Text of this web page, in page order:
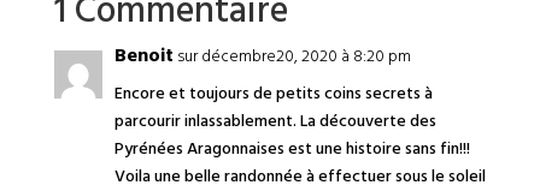
1 Commentaire
Benoit sur décembre20, 2020 à 8:20 pm
Encore et toujours de petits coins secrets à
parcourir inlassablement. La découverte des
Pyrénées Aragonnaises est une histoire sans fin!!!
Voila une belle randonnée à effectuer sous le soleil